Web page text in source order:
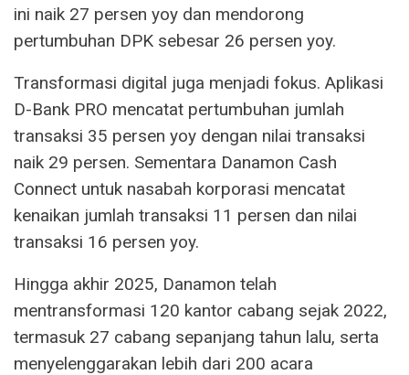
ini naik 27 persen yoy dan mendorong
pertumbuhan DPK sebesar 26 persen yoy.
Transformasi digital juga menjadi fokus. Aplikasi
D-Bank PRO mencatat pertumbuhan jumlah
transaksi 35 persen yoy dengan nilai transaksi
naik 29 persen. Sementara Danamon Cash
Connect untuk nasabah korporasi mencatat
kenaikan jumlah transaksi 11 persen dan nilai
transaksi 16 persen yoy.
Hingga akhir 2025, Danamon telah
mentransformasi 120 kantor cabang sejak 2022,
termasuk 27 cabang sepanjang tahun lalu, serta
menyelenggarakan lebih dari 200 acara